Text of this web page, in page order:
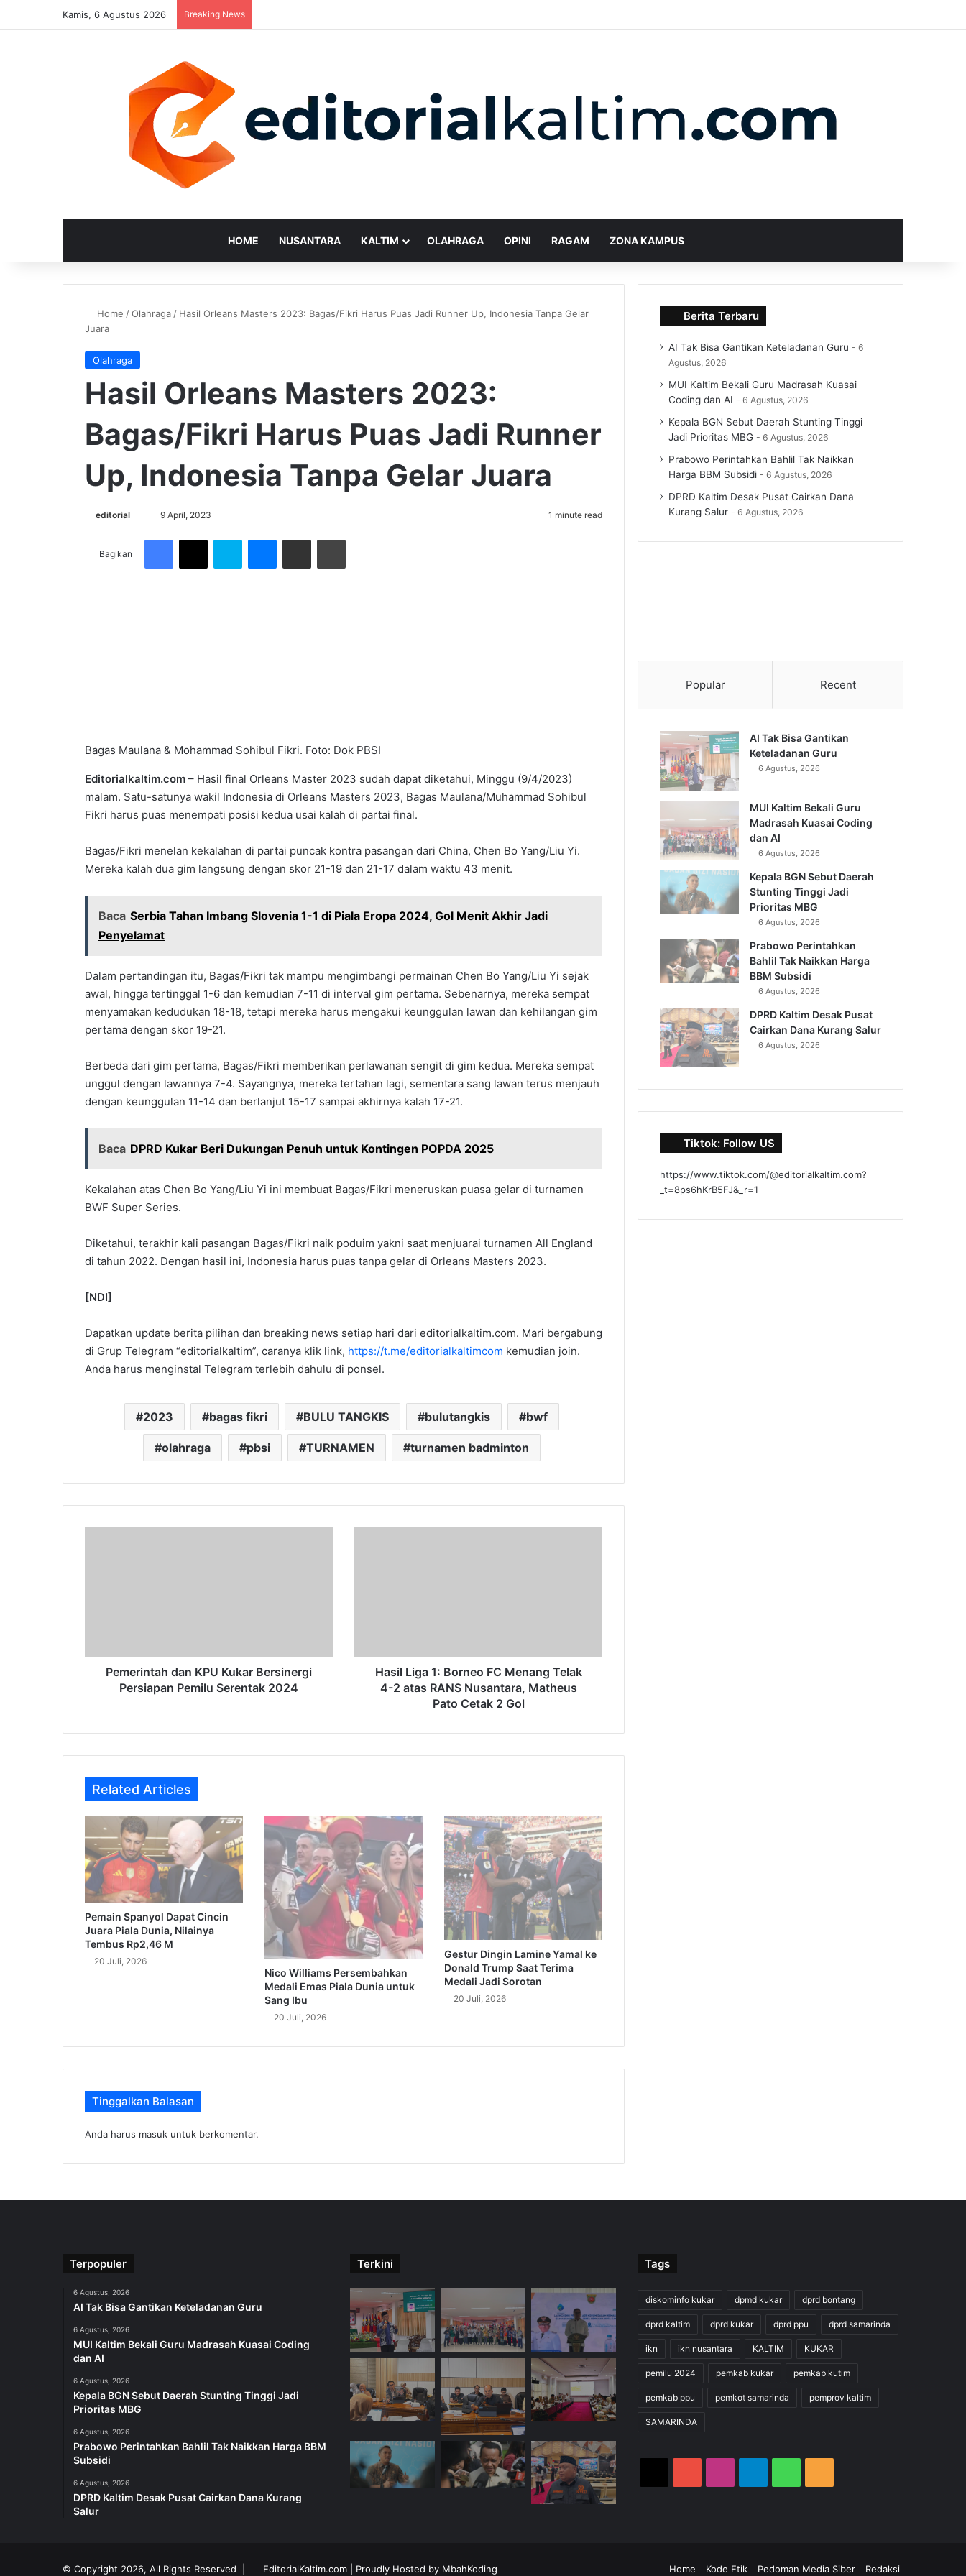
Kamis, 6 Agustus 2026 Breaking News
HOME NUSANTARA KALTIM OLAHRAGA OPINI RAGAM ZONA KAMPUS
Home /Olahraga / Hasil Orleans Masters 2023: Bagas/Fikri Harus Puas Jadi Runner Up, Indonesia Tanpa Gelar
Juara
Olahraga
Hasil Orleans Masters 2023:
Bagas/Fikri Harus Puas Jadi Runner
Up, Indonesia Tanpa Gelar Juara
editorial
Send9 April, 2023 1 minute read
Bagikan
Facebook
X Skype Messenger
Share via Email Cetak
Bagas Maulana & Mohammad Sohibul Fikri. Foto: Dok PBSI
Editorialkaltim.com – Hasil final Orleans Master 2023 sudah dapat diketahui, Minggu (9/4/2023)
malam. Satu-satunya wakil Indonesia di Orleans Masters 2023, Bagas Maulana/Muhammad Sohibul
Fikri harus puas menempati posisi kedua usai kalah di partai final.
Bagas/Fikri menelan kekalahan di partai puncak kontra pasangan dari China, Chen Bo Yang/Liu Yi.
Mereka kalah dua gim langsung dengan skor 21-19 dan 21-17 dalam waktu 43 menit.
Baca Serbia Tahan Imbang Slovenia 1-1 di Piala Eropa 2024, Gol Menit Akhir Jadi
Penyelamat
Dalam pertandingan itu, Bagas/Fikri tak mampu mengimbangi permainan Chen Bo Yang/Liu Yi sejak
awal, hingga tertinggal 1-6 dan kemudian 7-11 di interval gim pertama. Sebenarnya, mereka sempat
menyamakan kedudukan 18-18, tetapi mereka harus mengakui keunggulan lawan dan kehilangan gim
pertama dengan skor 19-21.
Berbeda dari gim pertama, Bagas/Fikri memberikan perlawanan sengit di gim kedua. Mereka sempat
unggul dengan lawannya 7-4. Sayangnya, mereka tertahan lagi, sementara sang lawan terus menjauh
dengan keunggulan 11-14 dan berlanjut 15-17 sampai akhirnya kalah 17-21.
Baca DPRD Kukar Beri Dukungan Penuh untuk Kontingen POPDA 2025
Kekalahan atas Chen Bo Yang/Liu Yi ini membuat Bagas/Fikri meneruskan puasa gelar di turnamen
BWF Super Series.
Diketahui, terakhir kali pasangan Bagas/Fikri naik poduim yakni saat menjuarai turnamen All England
di tahun 2022. Dengan hasil ini, Indonesia harus puas tanpa gelar di Orleans Masters 2023.
[NDI]
Dapatkan update berita pilihan dan breaking news setiap hari dari editorialkaltim.com. Mari bergabung
di Grup Telegram “editorialkaltim”, caranya klik link, https://t.me/editorialkaltimcom kemudian join.
Anda harus menginstal Telegram terlebih dahulu di ponsel.
2023 bagas fikri BULU TANGKIS bulutangkis bwf
olahraga pbsi TURNAMEN turnamen badminton
2024
Pemerintah dan KPU Kukar Bersinergi
Persiapan Pemilu Serentak 2024
2
Hasil Liga 1: Borneo FC Menang Telak
4-2 atas RANS Nusantara, Matheus
Pato Cetak 2 Gol
Related Articles
Pemain Spanyol Dapat Cincin
Juara Piala Dunia, Nilainya
Tembus Rp2,46 M
20 Juli, 2026
Nico Williams Persembahkan
Medali Emas Piala Dunia untuk
Sang Ibu
20 Juli, 2026
Gestur Dingin Lamine Yamal ke
Donald Trump Saat Terima
Medali Jadi Sorotan
20 Juli, 2026
Tinggalkan Balasan
Anda harus masuk untuk berkomentar.
Berita Terbaru
AI Tak Bisa Gantikan Keteladanan Guru
6
Agustus, 2026
MUI Kaltim Bekali Guru Madrasah Kuasai
Coding dan AI
6 Agustus, 2026
Kepala BGN Sebut Daerah Stunting Tinggi
Jadi Prioritas MBG
6 Agustus, 2026
Prabowo Perintahkan Bahlil Tak Naikkan
Harga BBM Subsidi
6 Agustus, 2026
DPRD Kaltim Desak Pusat Cairkan Dana
Kurang Salur
6 Agustus, 2026
Popular Recent
AI Tak Bisa Gantikan
Keteladanan Guru
6 Agustus, 2026
MUI Kaltim Bekali Guru
Madrasah Kuasai Coding
dan AI
6 Agustus, 2026
Kepala BGN Sebut Daerah
Stunting Tinggi Jadi
Prioritas MBG
6 Agustus, 2026
Prabowo Perintahkan
Bahlil Tak Naikkan Harga
BBM Subsidi
6 Agustus, 2026
DPRD Kaltim Desak Pusat
Cairkan Dana Kurang Salur
6 Agustus, 2026
Tiktok: Follow US
https://www.tiktok.com/@editorialkaltim.com?
_t=8ps6hKrB5FJ&_r=1
Terpopuler
6 Agustus, 2026
AI Tak Bisa Gantikan Keteladanan Guru
6 Agustus, 2026
MUI Kaltim Bekali Guru Madrasah Kuasai Coding
dan AI
6 Agustus, 2026
Kepala BGN Sebut Daerah Stunting Tinggi Jadi
Prioritas MBG
6 Agustus, 2026
Prabowo Perintahkan Bahlil Tak Naikkan Harga BBM
Subsidi
6 Agustus, 2026
DPRD Kaltim Desak Pusat Cairkan Dana Kurang
Salur
Terkini Tags
diskominfo kukar dpmd kukar dprd bontang
dprd kaltim dprd kukar dprd ppu dprd samarinda
ikn ikn nusantara KALTIM KUKAR
pemilu 2024 pemkab kukar pemkab kutim
pemkab ppu pemkot samarinda pemprov kaltim
SAMARINDA
© Copyright 2026, All Rights Reserved | EditorialKaltim.com | Proudly Hosted by MbahKoding Home Kode Etik Pedoman Media Siber Redaksi
WhatsApp
RSS